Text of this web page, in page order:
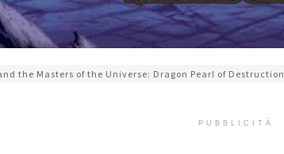
the Masters of the Universe: Dragon Pearl of Destruction
PUBBLICITÀ